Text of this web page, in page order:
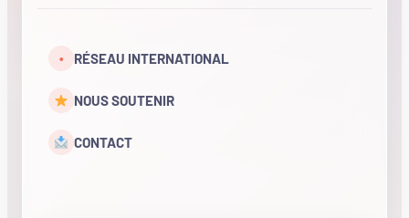
• RÉSEAU INTERNATIONAL
NOUS SOUTENIR
CONTACT